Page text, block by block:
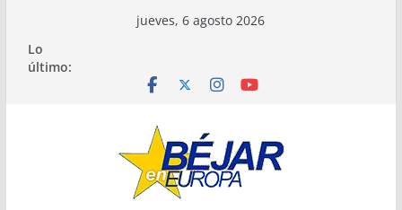
contenido
jueves, 6 agosto 2026
Lo
último: